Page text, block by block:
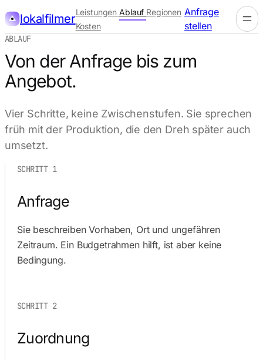
lokalfilmerLeistungenAblauf Regionen
Kosten
Anfrage
stellen
ABLAUF
Von der Anfrage bis zum
Angebot.
Vier Schritte, keine Zwischenstufen. Sie sprechen
früh mit der Produktion, die den Dreh später auch
umsetzt.
SCHRITT 1
Anfrage
Sie beschreiben Vorhaben, Ort und ungefähren
Zeitraum. Ein Budgetrahmen hilft, ist aber keine
Bedingung.
SCHRITT 2
Zuordnung